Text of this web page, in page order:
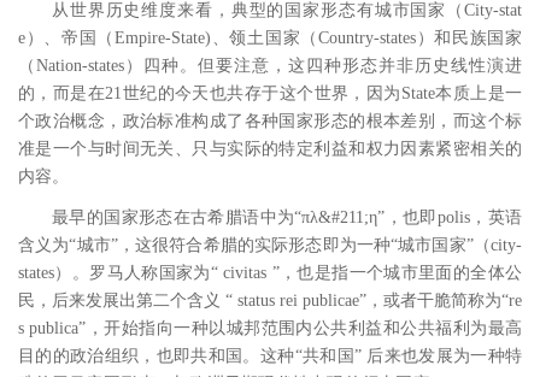
从世界历史维度来看，典型的国家形态有城市国家（ City-stat
e ）、帝国（Empire-State) 、领土国家（ Country-states）和民族国家
（ Nation-states ）四种。但要注意，这四种形态并非历史线性演进
的，而是在21世纪的今天也共存于这个世界，因为 State本质上是一
个政治概念，政治标准构成了各种国家形态的根本差别，而这个标
准是一个与时间无关、只与实际的特定利益和权力因素紧密相关的
内容。
最早的国家形态在古希腊语中为“πλ&#211;η”，也即polis，英语
含义为“城市”，这很符合希腊的实际形态即为一种“城市国家”（city-
states）。罗马人称国家为“civitas ”，也是指一个城市里面的全体公
民，后来发展出第二个含义 “ status rei publicae”，或者干脆简称为“re
s publica”，开始指向一种以城邦范围内公共利益和公共福利为最高
目的的政治组织，也即共和国。这种“共和国” 后来也发展为一种特